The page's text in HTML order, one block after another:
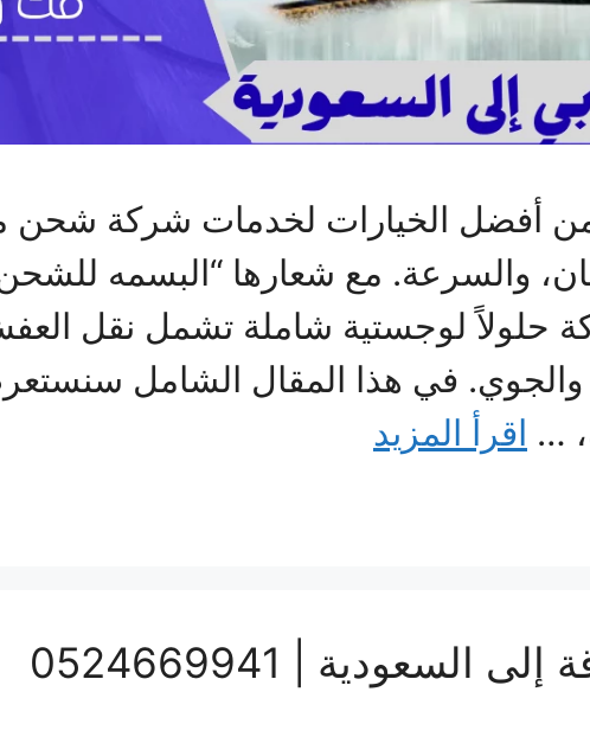
أفضل الخيارات لخدمات شركة شحن
والسرعة. مع شعارها “البسمه
حلولاً لوجستية شاملة تشمل نقل
والجوي. في هذا المقال الشامل
… اقرأ المزيد
| 0524669941